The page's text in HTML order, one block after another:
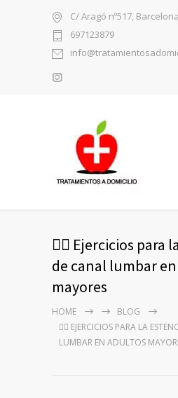
C/ Aragó nº517,
697123879
🧘‍♂️ Ejercicios para
de canal lumbar
mayores
HOME
BLOG
🧘‍♂️ EJERCICIOS PARA LA
LUMBAR EN ADULTOS